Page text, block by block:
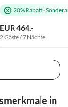
20% Rabatt·
EUR 464.-
2 Gäste / 7 Nächte
in